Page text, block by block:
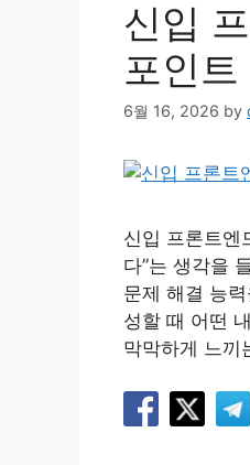
신입
포인트
6월 16, 2026 by
신입 프론트엔
다”는 생각을
문제 해결 능
성할 때 어떤
막막하게 느끼